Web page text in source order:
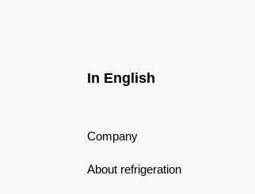
In English
Company
About refrigeration